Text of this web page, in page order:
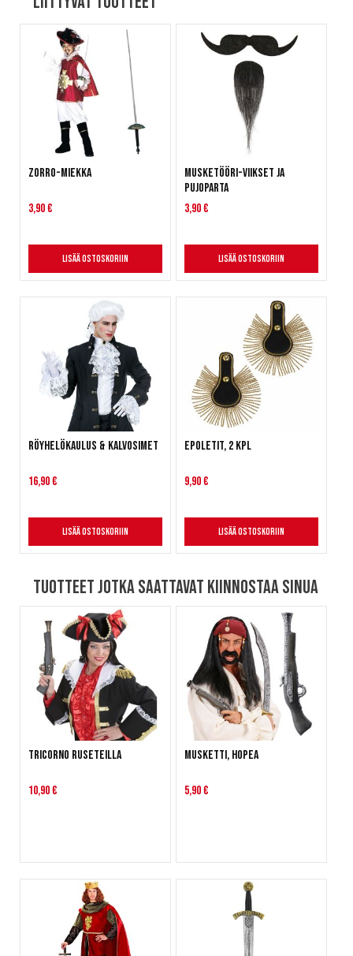
Zorro-miekka
3,90 €
Lisää ostoskoriin
Musketööri-viikset ja
pujoparta
3,90 €
Lisää ostoskoriin
Röyhelökaulus & kalvosimet
16,90 €
Lisää ostoskoriin
Epoletit, 2 kpl
9,90 €
Lisää ostoskoriin
Tuotteet jotka saattavat kiinnostaa sinua
Tricorno ruseteilla
10,90 €
Musketti, hopea
5,90 €